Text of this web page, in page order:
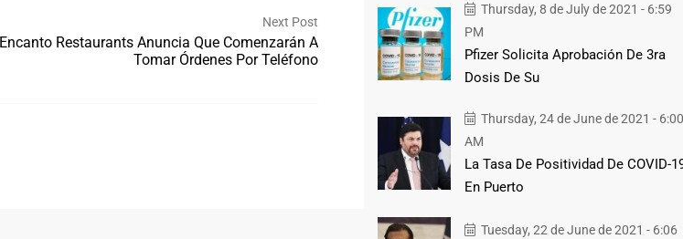
Next Post
Encanto Restaurants Anuncia Que Comenzarán A
Tomar Órdenes Por Teléfono
Thursday, 8 de July de 2021 - 6:59
PM
Pfizer Solicita Aprobación De 3ra
Dosis De Su
Thursday, 24 de June de 2021 - 6:00
AM
La Tasa De Positividad De COVID-
En Puerto
Tuesday, 22 de June de 2021 - 6:06